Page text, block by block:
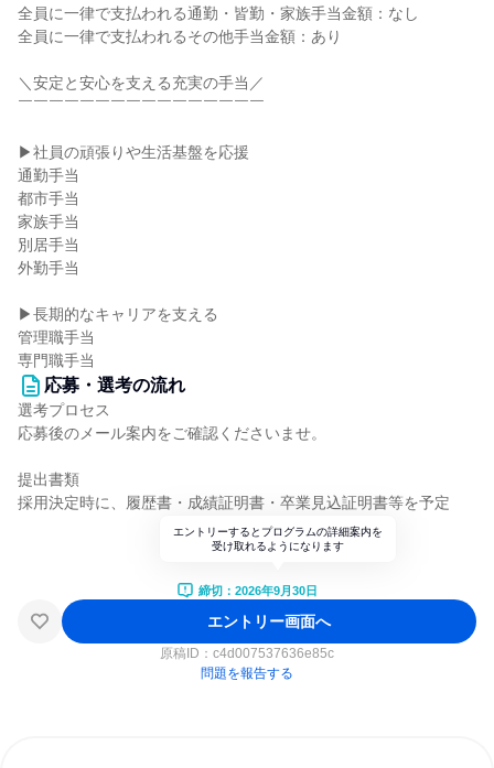
全員に一律で支払われる通勤・皆勤・家族手当金額：なし
全員に一律で支払われるその他手当金額：あり
＼安定と安心を支える充実の手当／
￣￣￣￣￣￣￣￣￣￣￣￣￣￣￣￣
▶社員の頑張りや生活基盤を応援
通勤手当
都市手当
家族手当
別居手当
外勤手当
▶長期的なキャリアを支える
管理職手当
専門職手当
応募・選考の流れ
選考プロセス
応募後のメール案内をご確認くださいませ。
提出書類
採用決定時に、履歴書・成績証明書・卒業見込証明書等を予定
エントリーするとプログラムの詳細案内を
受け取れるようになります
締切：2026年9月30日
エントリー画面へ
原稿ID： c4d007537636e85c
問題を報告する